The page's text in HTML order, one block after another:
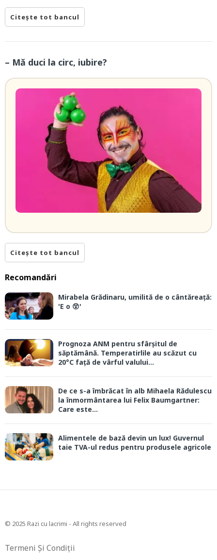
Citește tot bancul
– Mă duci la circ, iubire?
Citește tot bancul
Recomandări
Mirabela Grădinaru, umilită de o cântăreață:
'E o 😲'
Prognoza ANM pentru sfârșitul de
săptămână. Temperatirlile au scăzut cu
20°C față de vârful valului...
De ce s-a îmbrăcat în alb Mihaela Rădulescu
la înmormântarea lui Felix Baumgartner:
Care este...
Alimentele de bază devin un lux! Guvernul
taie TVA-ul redus pentru produsele agricole
© 2025 Razi cu lacrimi - All rights reserved
Termeni Și Condiții